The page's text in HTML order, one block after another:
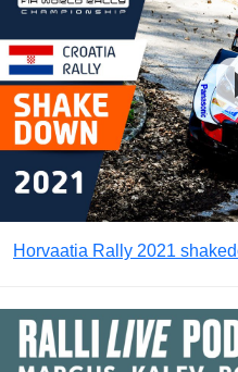
Horvaatia Rally 2021